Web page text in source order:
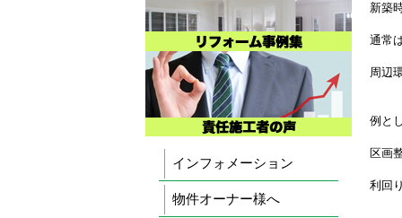
新築
通常
周辺
例と
区画
利回
インフォメーション
物件オーナー様へ